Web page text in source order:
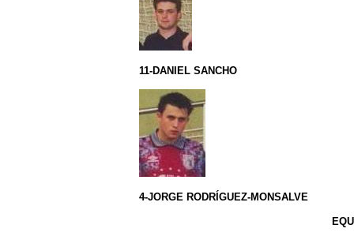
11-DANIEL SANCHO
4-JORGE RODRÍGUEZ-MONSALVE